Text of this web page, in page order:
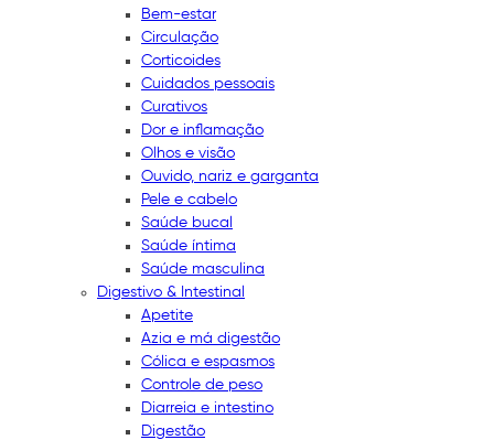
Bem-estar
Circulação
Corticoides
Cuidados pessoais
Curativos
Dor e inflamação
Olhos e visão
Ouvido, nariz e garganta
Pele e cabelo
Saúde bucal
Saúde íntima
Saúde masculina
Digestivo & Intestinal
Apetite
Azia e má digestão
Cólica e espasmos
Controle de peso
Diarreia e intestino
Digestão